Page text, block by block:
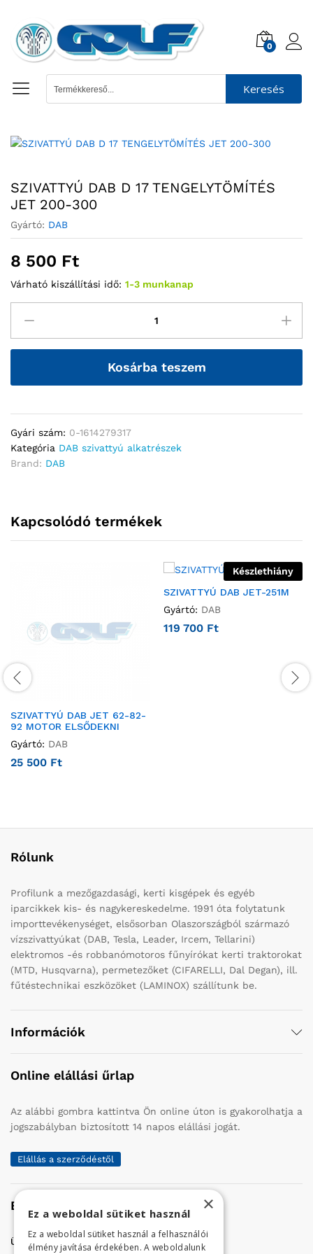
0
Keresés
SZIVATTYÚ DAB D 17 TENGELYTÖMÍTÉS
JET 200-300
Gyártó: DAB
8 500 Ft
Várható kiszállítási idő: 1-3 munkanap
Kosárba teszem
Gyári szám: 0-1614279317
Kategória DAB szivattyú alkatrészek
Brand: DAB
Kapcsolódó termékek
SZIVATTYÚ DAB JET 62-82-
92 MOTOR ELSŐDEKNI
Gyártó: DAB
25 500 Ft
Készlethiány
SZIVATTYÚ DAB JET-251M
Gyártó: DAB
119 700 Ft
Rólunk
Profilunk a mezőgazdasági, kerti kisgépek és egyéb
iparcikkek kis- és nagykereskedelme. 1991 óta folytatunk
importtevékenységet, elsősorban Olaszországból származó
vízszivattyúkat (DAB, Tesla, Leader, Ircem, Tellarini)
elektromos -és robbanómotoros fűnyírókat kerti traktorokat
(MTD, Husqvarna), permetezőket (CIFARELLI, Dal Degan), ill.
fűtéstechnikai eszközöket (LAMINOX) szállítunk be.
Információk
Online elállási űrlap
Az alábbi gombra kattintva Ön online úton is gyakorolhatja a
jogszabályban biztosított 14 napos elállási jogát.
Elállás a szerződéstől
Elérhetőség
Üzletünk címe:
Szolnok, Vércse út 17.
×
Ez a weboldal sütiket használ
Ez a weboldal sütiket használ a felhasználói
élmény javítása érdekében. A weboldalunk